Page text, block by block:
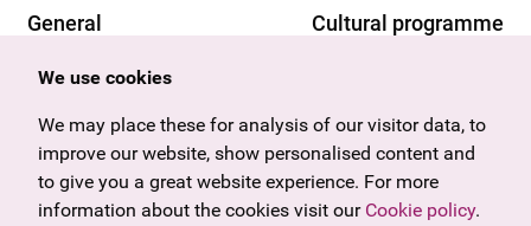
General
Offers & News
Gift voucher
Frequently asked questions
Cultural programme
Vorarlberg
Burgenland
Salzburg
Upper Austria
We use cookies
We may place these for analysis of our visitor data, to
improve our website, show personalised content and
to give you a great website experience. For more
information about the cookies visit our Cookie policy.